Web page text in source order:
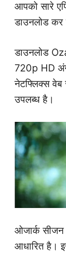
आपको सारे
डाउनलोड कर
डाउनलोड
720p HD
नेटफ्लिक्स वेब
उपलब्ध है।
ओजार्क सीजन
आधारित है।